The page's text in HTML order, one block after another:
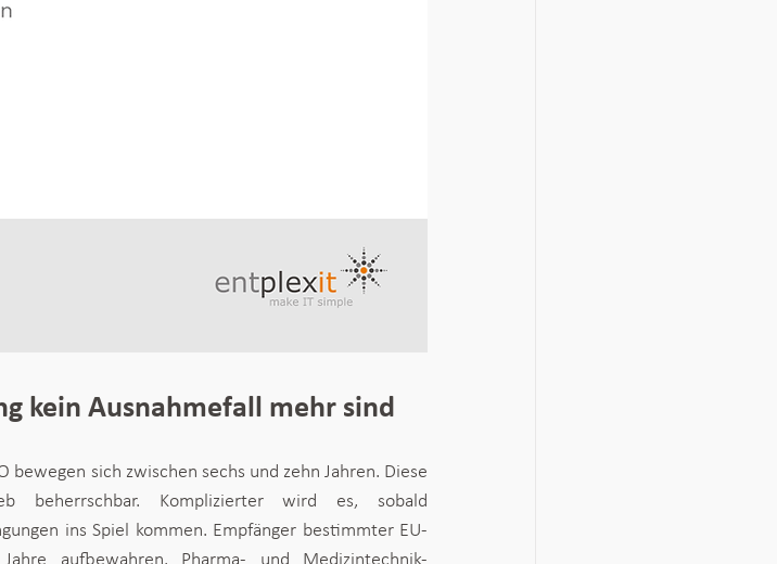
kein Ausnahmefall mehr sind
bewegen sich zwischen sechs und zehn Jahren. Diese
beherrschbar. Komplizierter wird es, sobald
ins Spiel kommen. Empfänger bestimmter EU-